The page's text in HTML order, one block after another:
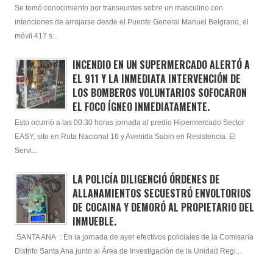
Se tomó conocimiento por transeuntes sobre un masculino con
intenciones de arrojarse desde el Puente General Manuel Belgrano, el
móvil 417 s...
INCENDIO EN UN SUPERMERCADO ALERTÓ A
EL 911 Y LA INMEDIATA INTERVENCIÓN DE
LOS BOMBEROS VOLUNTARIOS SOFOCARON
EL FOCO ÍGNEO INMEDIATAMENTE.
Esto ocurrió a las 00:30 horas jornada al predio Hipermercado Sector
EASY, sito en Ruta Nacional 16 y Avenida Sabin en Resistencia. El
Servi...
LA POLICÍA DILIGENCIÓ ÓRDENES DE
ALLANAMIENTOS SECUESTRÓ ENVOLTORIOS
DE COCAINA Y DEMORÓ AL PROPIETARIO DEL
INMUEBLE.
SANTA ANA : En la jornada de ayer efectivos policiales de la Comisaría
Distrito Santa Ana junto al Área de Investigación de la Unidad Regi...